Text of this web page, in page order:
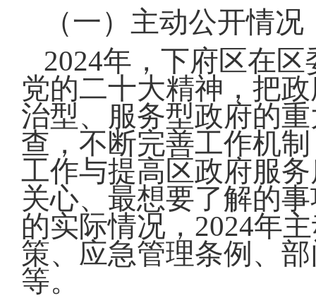
（一）主动公开情况
2024年，下府区在
党的二十大精神，把
治型、服务型政府的
查，不断完善工作机
工作与提高区政府服
关心、最想要了解的
的实际情况，2024年
策、应急管理条例、
等。